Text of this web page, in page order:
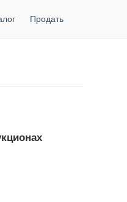
Продать